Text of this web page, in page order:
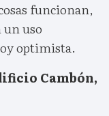
funcionan,
uso
optimista.
Cambón,